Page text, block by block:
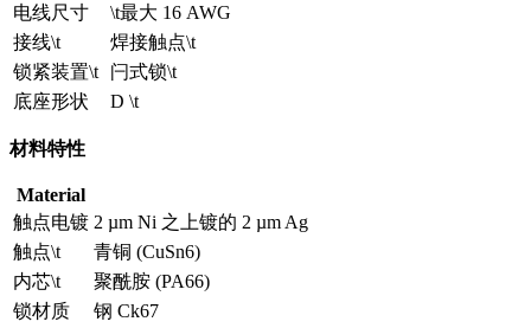
电线尺寸
\t最大 16 AWG
接线\t
焊接触点\t
锁紧装置\t
闩式锁\t
底座形状
D \t
材料特性
Material
触点电镀 2 µm Ni 之上镀的 2 µm Ag
触点\t
青铜 (CuSn6)
内芯\t
聚酰胺 (PA66)
锁材质
钢 Ck67